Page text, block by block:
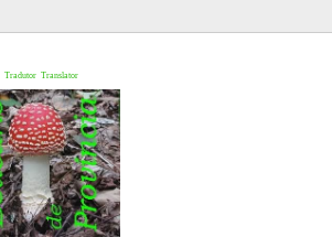
Tradutor Translator